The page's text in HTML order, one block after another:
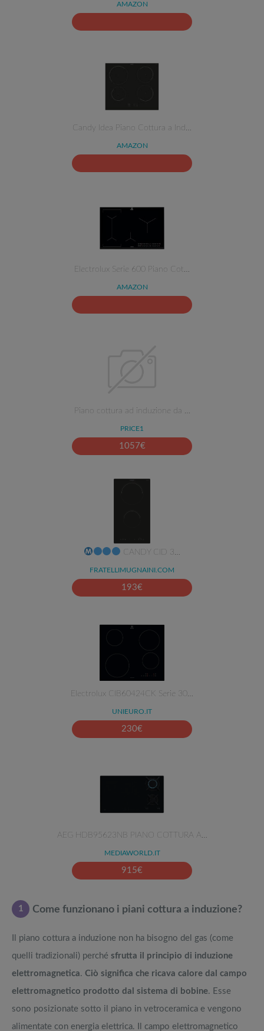
AMAZON
Candy Idea Piano Cottura a Ind…
AMAZON
Electrolux Serie 600 Piano Cot…
AMAZON
Piano cottura ad induzione da …
PRICE1
1057€
CANDY CID 3…
FRATELLIMUGNAINI.COM
193€
Electrolux CIB60424CK Serie 30…
UNIEURO.IT
230€
AEG HDB95623NB PIANO COTTURA A…
MEDIAWORLD.IT
915€
1 Come funzionano i piani cottura a induzione?
Il piano cottura a induzione non ha bisogno del gas (come
quelli tradizionali) perché sfrutta il principio di induzione
elettromagnetica. Ciò significa che ricava calore dal campo
elettromagnetico prodotto dal sistema di bobine. Esse
sono posizionate sotto il piano in vetroceramica e vengono
alimentate con energia elettrica. Il campo elettromagnetico